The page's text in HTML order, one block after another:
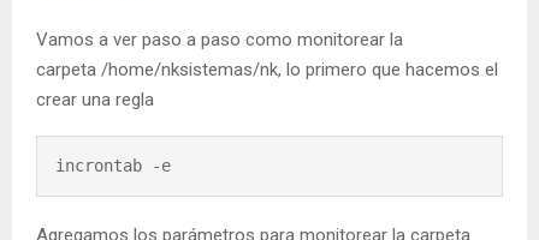
Vamos a ver paso a paso como monitorear la
carpeta /home/nksistemas/nk, lo primero que hacemos el
crear una regla
incrontab -e
Agregamos los parámetros para monitorear la carpeta